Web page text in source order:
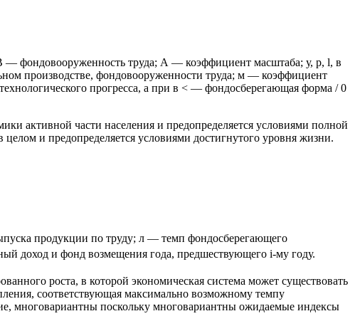
фондовооруженность труда; А — коэффициент масштаба; у, р, l, в
производстве, фондовооруженности труда; м — коэффициент
прогресса, а при в < — фондосберегающая форма / 0
активной части населения и предопределяется условиями полной
и предопределяется условиями достигнутого уровня жизни.
продукции по труду; л — темп фондосберегающего
доход и фонд возмещения года, предшествующего i-му году.
роста, в которой экономическая система может существовать
соответствующая максимально возможному темпу
многовариантны поскольку многовариантны ожидаемые индексы